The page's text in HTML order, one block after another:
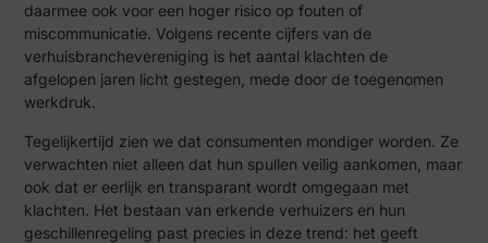
daarmee ook voor een hoger risico op fouten of
miscommunicatie. Volgens recente cijfers van de
verhuisbranchevereniging is het aantal klachten de
afgelopen jaren licht gestegen, mede door de toegenomen
werkdruk.
Tegelijkertijd zien we dat consumenten mondiger worden. Ze
verwachten niet alleen dat hun spullen veilig aankomen, maar
ook dat er eerlijk en transparant wordt omgegaan met
klachten. Het bestaan van erkende verhuizers en hun
geschillenregeling past precies in deze trend: het geeft